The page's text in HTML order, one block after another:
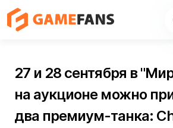
27 и 28 сентября в
на аукционе можно
два премиум-танка: